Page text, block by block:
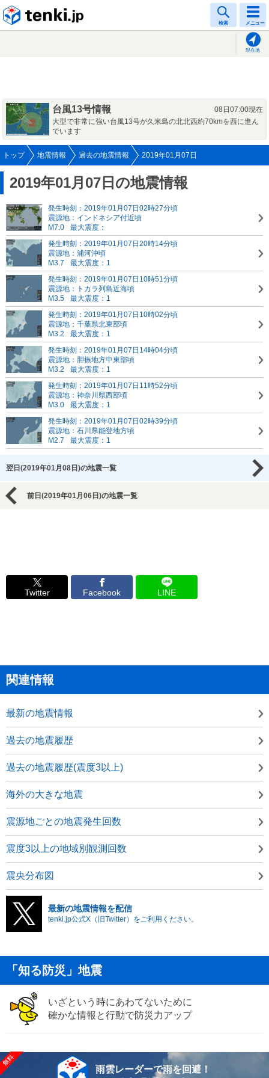
検索 メニュー
現在地
台風13号情報
08日07:00現在
大型で非常に強い台風13号が久米島の北北西約70kmを西に進ん
でいます
トップ 地震情報 過去の地震情報 2019年01月07日
2019年01月07日の地震情報
発生時刻：2019年01月07日02時27分頃
震源地：インドネシア付近頃
M7.0
最大震度：
発生時刻：2019年01月07日20時14分頃
震源地：浦河沖頃
M3.7
最大震度：1
発生時刻：2019年01月07日10時51分頃
震源地：トカラ列島近海頃
M3.5
最大震度：1
発生時刻：2019年01月07日10時02分頃
震源地：千葉県北東部頃
M3.2
最大震度：1
発生時刻：2019年01月07日14時04分頃
震源地：胆振地方中東部頃
M3.2
最大震度：1
発生時刻：2019年01月07日11時52分頃
震源地：神奈川県西部頃
M3.0
最大震度：1
発生時刻：2019年01月07日02時39分頃
震源地：石川県能登地方頃
M2.7
最大震度：1
翌日(2019年01月08日)の地震一覧
前日(2019年01月06日)の地震一覧
Twitter Facebook LINE
関連情報
最新の地震情報
過去の地震履歴
過去の地震履歴(震度3以上)
海外の大きな地震
震源地ごとの地震発生回数
震度3以上の地域別観測回数
震央分布図
最新の地震情報を配信
tenki.jp公式X（旧Twitter）をご利用ください。
「知る防災」地震
いざという時にあわてないために
確かな情報と行動で防災力アップ
雨雲レーダーで雨を回避！